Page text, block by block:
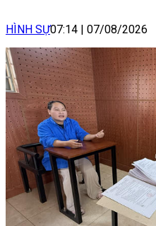
HÌNH SỰ07:14 | 07/08/2026